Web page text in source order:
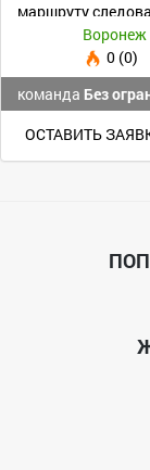
маршруту
музеи, услуги
Воронеж
0 (0)
команда Без
ОСТАВИТЬ